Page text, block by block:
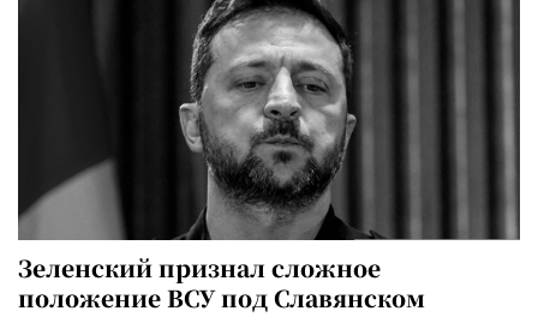
Зеленский признал сложное
положение ВСУ под Славянском